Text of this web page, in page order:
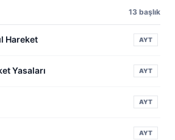
13 başlık
Hareket AYT
Yasaları AYT
AYT
AYT